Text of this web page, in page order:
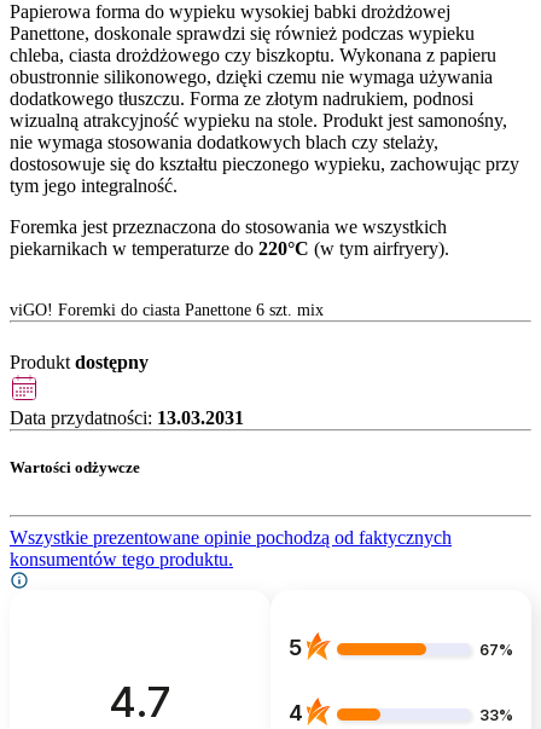
Papierowa forma do wypieku wysokiej babki drożdżowej
Panettone, doskonale sprawdzi się również podczas wypieku
chleba, ciasta drożdżowego czy biszkoptu. Wykonana z papieru
obustronnie silikonowego, dzięki czemu nie wymaga używania
dodatkowego tłuszczu. Forma ze złotym nadrukiem, podnosi
wizualną atrakcyjność wypieku na stole. Produkt jest samonośny,
nie wymaga stosowania dodatkowych blach czy stelaży,
dostosowuje się do kształtu pieczonego wypieku, zachowując przy
tym jego integralność.
Foremka jest przeznaczona do stosowania we wszystkich
piekarnikach w temperaturze do 220°C (w tym airfryery).
viGO! Foremki do ciasta Panettone 6 szt. mix
Produkt dostępny
Data przydatności: 13.03.2031
Wartości odżywcze
Wszystkie prezentowane opinie pochodzą od faktycznych
konsumentów tego produktu.
4.7
5 67%
4 33%